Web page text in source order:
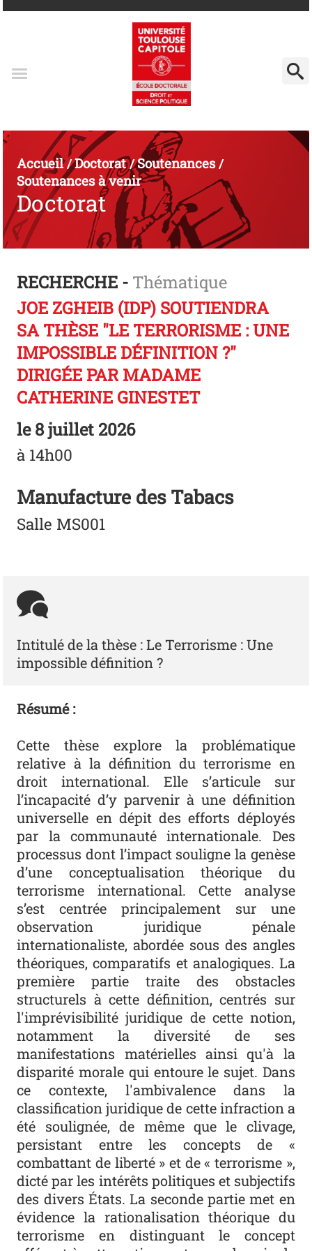
Accueil/Doctorat/Soutenances/
Soutenances à venir
Doctorat
RECHERCHE - Thématique
JOE ZGHEIB (IDP) SOUTIENDRA
SA THÈSE "LE TERRORISME : UNE
IMPOSSIBLE DÉFINITION ?"
DIRIGÉE PAR MADAME
CATHERINE GINESTET
le8 juillet 2026
à 14h00
Manufacture des Tabacs
Salle MS001
Intitulé de la thèse : Le Terrorisme : Une
impossible définition ?
Résumé :
Cette thèse explore la problématique
relative à la définition du terrorisme en
droit international. Elle s’articule sur
l’incapacité d’y parvenir à une définition
universelle en dépit des efforts déployés
par la communauté internationale. Des
processus dont l’impact souligne la genèse
d’une conceptualisation théorique du
terrorisme international. Cette analyse
s’est centrée principalement sur une
observation juridique pénale
internationaliste, abordée sous des angles
théoriques, comparatifs et analogiques. La
première partie traite des obstacles
structurels à cette définition, centrés sur
l'imprévisibilité juridique de cette notion,
notamment la diversité de ses
manifestations matérielles ainsi qu'à la
disparité morale qui entoure le sujet. Dans
ce contexte, l'ambivalence dans la
classification juridique de cette infraction a
été soulignée, de même que le clivage,
persistant entre les concepts de «
combattant de liberté » et de « terrorisme »,
dicté par les intérêts politiques et subjectifs
des divers États. La seconde partie met en
évidence la rationalisation théorique du
terrorisme en distinguant le concept